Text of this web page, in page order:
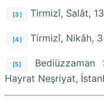
[3] Tirmizî, Salât,
[4] Tirmizî, Nikâh, 3
[5]
Bediüzzaman
Hayrat Neşriyat,